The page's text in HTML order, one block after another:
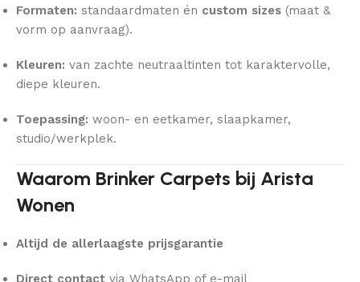
Formaten: standaardmaten én custom sizes (maat &
vorm op aanvraag).
Kleuren: van zachte neutraaltinten tot karaktervolle,
diepe kleuren.
Toepassing: woon- en eetkamer, slaapkamer,
studio/werkplek.
Waarom Brinker Carpets bij Arista
Wonen
Altijd de allerlaagste prijsgarantie
Direct contact via WhatsApp of e-mail